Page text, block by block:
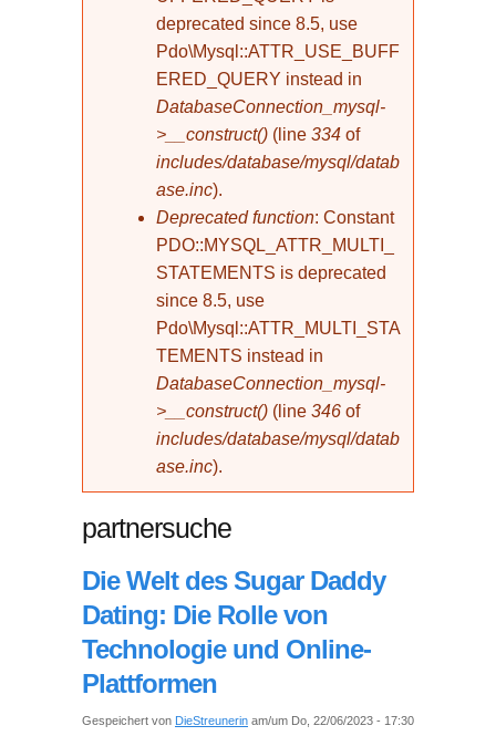
deprecated since 8.5, use
Pdo\Mysql::ATTR_USE_BUFF
ERED_QUERY instead in
DatabaseConnection_mysql-
>__construct() (line 334 of
includes/database/mysql/datab
ase.inc).
Deprecated function: Constant
PDO::MYSQL_ATTR_MULTI_
STATEMENTS is deprecated
since 8.5, use
Pdo\Mysql::ATTR_MULTI_STA
TEMENTS instead in
DatabaseConnection_mysql-
>__construct() (line 346 of
includes/database/mysql/datab
ase.inc).
partnersuche
Die Welt des Sugar Daddy
Dating: Die Rolle von
Technologie und Online-
Plattformen
Gespeichert von DieStreunerin am/um Do, 22/06/2023 - 17:30